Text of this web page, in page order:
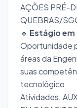
AÇÕES PRÉ-
QUEBRAS/
🔹 Estágio em
Oportunidade
áreas da
suas
tecnológico.
Atividades: